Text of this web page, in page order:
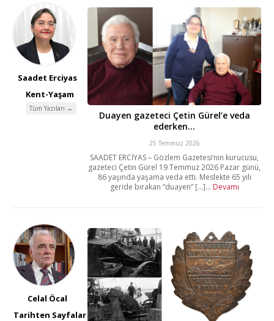
Saadet Erciyas
Kent-Yaşam
Tüm Yazıları →
Duayen gazeteci Çetin Gürel’e veda
ederken…
25 Temmuz 2026
SAADET ERCİYAS – Gözlem Gazetesi’nin kurucusu,
gazeteci Çetin Gürel 19 Temmuz 2026 Pazar günü,
86 yaşında yaşama veda etti. Meslekte 65 yılı
geride bırakan “duayen” [...]... Devamı
Celal Öcal
Tarihten Sayfalar